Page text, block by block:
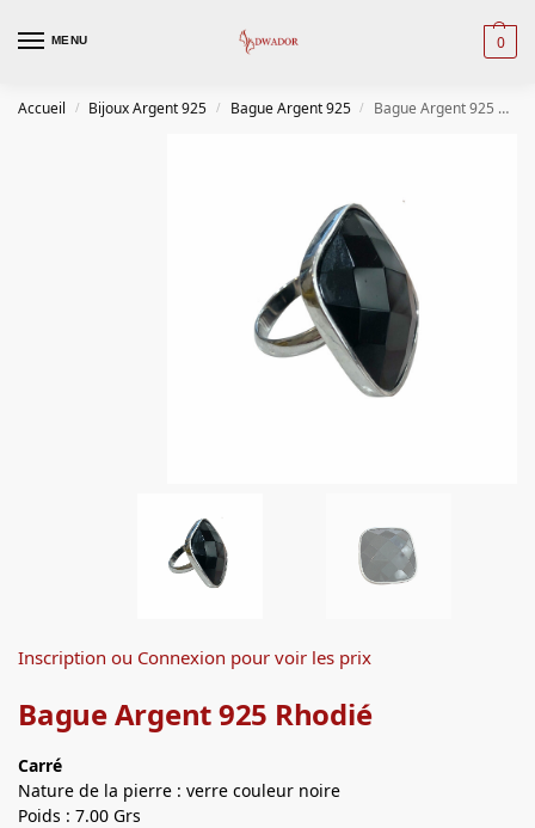
MENU 0
Accueil / Bijoux Argent 925 / Bague Argent 925 / Bague Argent 925 Rhodié
Inscription ou Connexion pour voir les prix
Bague Argent 925 Rhodié
Carré
Nature de la pierre : verre couleur noire
Poids : 7.00 Grs